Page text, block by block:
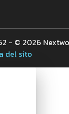
2026
del sito